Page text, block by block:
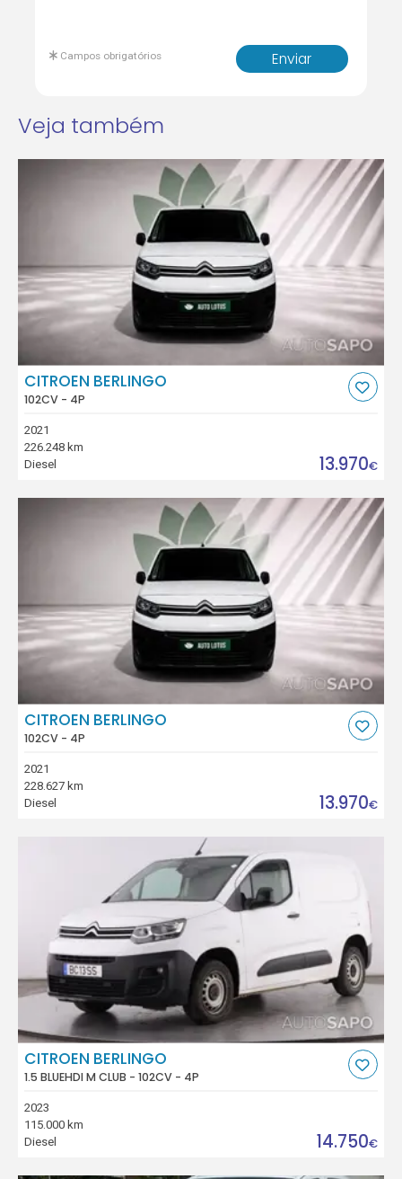
Enviar
Campos obrigatórios
Veja também
CITROEN BERLINGO
102CV - 4P
2021
226.248 km
Diesel
13.970€
CITROEN BERLINGO
102CV - 4P
2021
228.627 km
Diesel
13.970€
CITROEN BERLINGO
1.5 BLUEHDI M CLUB - 102CV - 4P
2023
115.000 km
Diesel
14.750€